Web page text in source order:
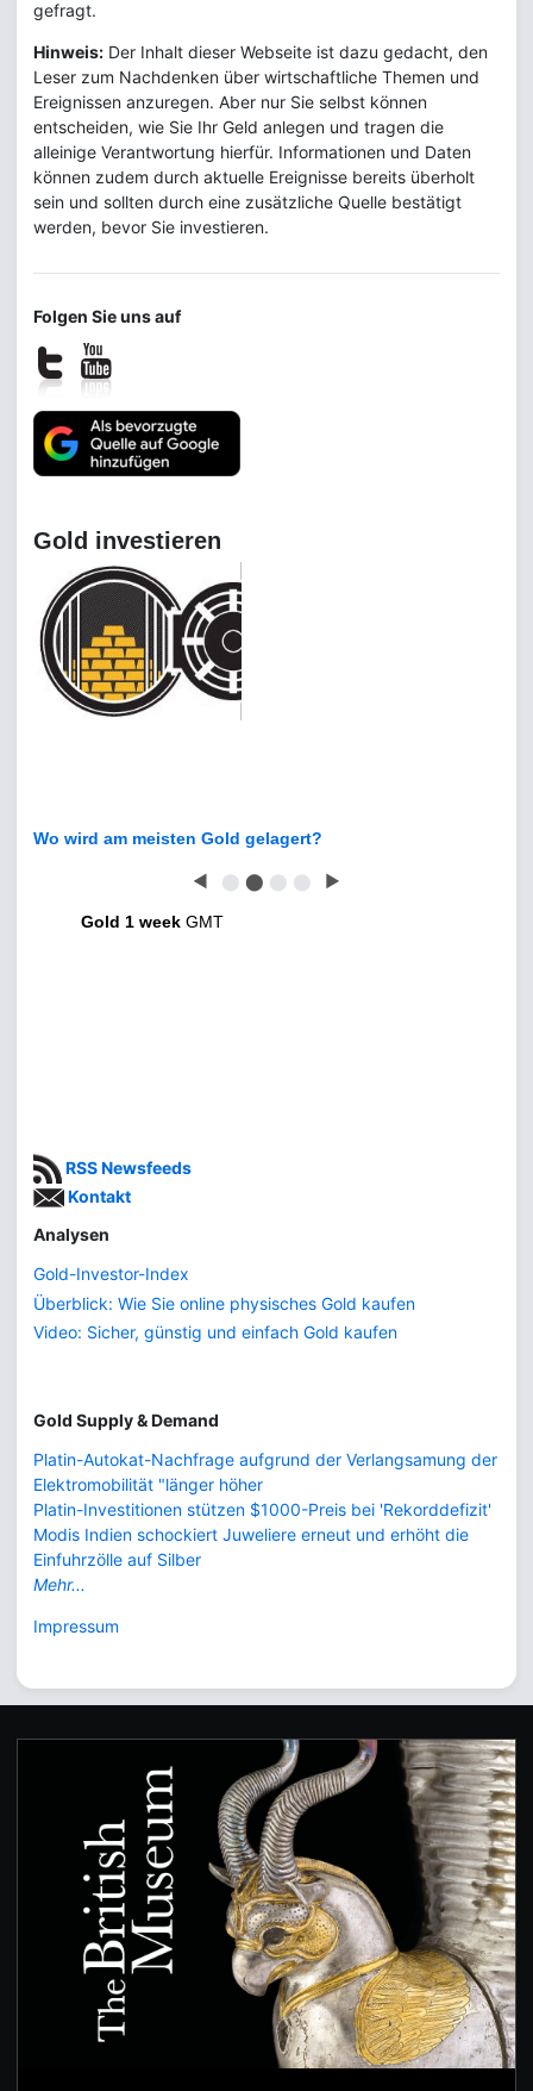
gefragt.
Hinweis: Der Inhalt dieser Webseite ist dazu gedacht, den
Leser zum Nachdenken über wirtschaftliche Themen und
Ereignissen anzuregen. Aber nur Sie selbst können
entscheiden, wie Sie Ihr Geld anlegen und tragen die
alleinige Verantwortung hierfür. Informationen und Daten
können zudem durch aktuelle Ereignisse bereits überholt
sein und sollten durch eine zusätzliche Quelle bestätigt
werden, bevor Sie investieren.
Folgen Sie uns auf
Gold investieren
Wo wird am meisten Gold gelagert?
◀ ⬤ ⬤ ⬤ ⬤ ▶
Gold 1 week GMT
RSS Newsfeeds
Kontakt
Analysen
Gold-Investor-Index
Überblick: Wie Sie online physisches Gold kaufen
Video: Sicher, günstig und einfach Gold kaufen
Gold Supply & Demand
Platin-Autokat-Nachfrage aufgrund der Verlangsamung der
Elektromobilität "länger höher
Platin-Investitionen stützen $1000-Preis bei 'Rekorddefizit'
Modis Indien schockiert Juweliere erneut und erhöht die
Einfuhrzölle auf Silber
Mehr...
Impressum